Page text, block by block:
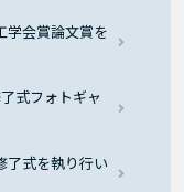
学会賞論文賞を
式フォトギャ
了式を執り行い